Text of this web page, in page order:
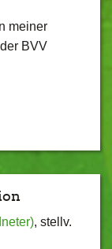
meiner
BVV
, stellv.